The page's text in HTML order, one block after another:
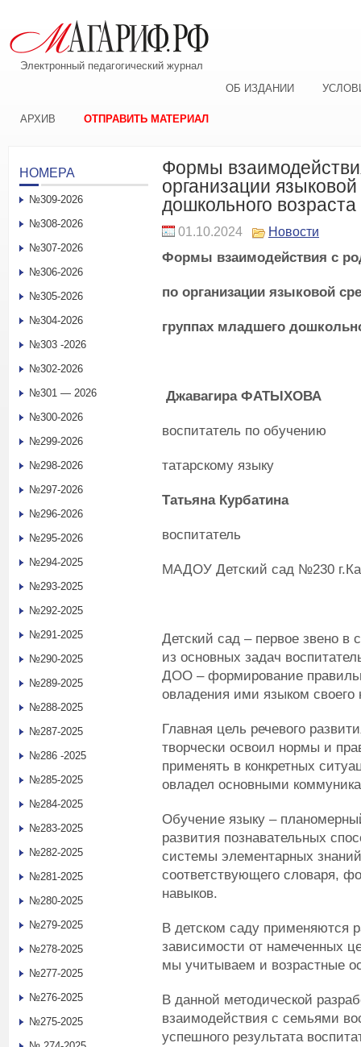
Электронный педагогический журнал
ОБ ИЗДАНИИ
АРХИВ ОТПРАВИТЬ МАТЕРИАЛ
Формы
организации
дошкольного возраста
01.10.2024 Новости
Формы взаимодействия с
по организации языковой
группах младшего
Джавагира ФАТЫХОВА
воспитатель по обучению
татарскому языку
Татьяна Курбатина
воспитатель
МАДОУ Детский сад №230
Детский сад – первое звено в
из основных задач
ДОО – формирование
овладения ими языком своего
Главная цель речевого
творчески освоил нормы и
применять в конкретных
овладел основными
Обучение языку –
развития познавательных
системы элементарных
соответствующего словаря,
навыков.
В детском саду применяются
зависимости от намеченных
мы учитываем и возрастные
В данной методической
взаимодействия с семьями
успешного результата
НОМЕРА
№309-2026
№308-2026
№307-2026
№306-2026
№305-2026
№304-2026
№303 -2026
№302-2026
№301 — 2026
№300-2026
№299-2026
№298-2026
№297-2026
№296-2026
№295-2026
№294-2025
№293-2025
№292-2025
№291-2025
№290-2025
№289-2025
№288-2025
№287-2025
№286 -2025
№285-2025
№284-2025
№283-2025
№282-2025
№281-2025
№280-2025
№279-2025
№278-2025
№277-2025
№276-2025
№275-2025